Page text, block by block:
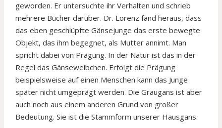
geworden. Er untersuchte ihr Verhalten und schrieb
mehrere Bücher darüber. Dr. Lorenz fand heraus, dass
das eben geschlüpfte Gänsejunge das erste bewegte
Objekt, das ihm begegnet, als Mutter annimt. Man
spricht dabei von Prägung. In der Natur ist das in der
Regel das Gänseweibchen. Erfolgt die Prägung
beispielsweise auf einen Menschen kann das Junge
später nicht umgeprägt werden. Die Graugans ist aber
auch noch aus einem anderen Grund von großer
Bedeutung. Sie ist die Stammform unserer Hausgans.